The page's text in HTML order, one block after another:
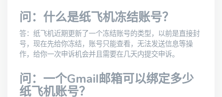
问：什么是纸飞机冻结账号？
答：纸飞机近期更新了一个冻结账号的类型，以前是直接封
号，现在先给你冻结，账号只能查看，无法发送信息等操
作，给你一次申诉机会并且需要在几天内提交申诉。
问：一个Gmail邮箱可以绑定多少
纸飞机账号？